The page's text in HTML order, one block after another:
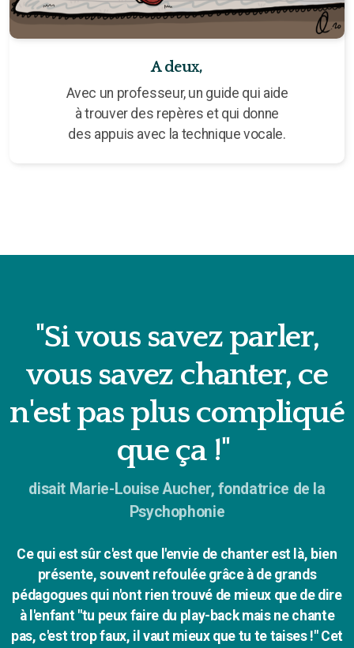
A deux,
Avec un professeur, un guide qui aide
à trouver des repères et qui donne
des appuis avec la technique vocale.
"Si vous savez parler,
vous savez chanter, ce
n'est pas plus compliqué
que ça !"
disait Marie-Louise Aucher, fondatrice de la
Psychophonie
Ce qui est sûr c'est que l'envie de chanter est là, bien
présente, souvent refoulée grâce à de grands
pédagogues qui n'ont rien trouvé de mieux que de dire
à l'enfant "tu peux faire du play-back mais ne chante
pas, c'est trop faux, il vaut mieux que tu te taises !" Cet